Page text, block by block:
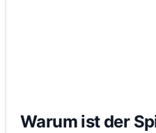
Warum ist der